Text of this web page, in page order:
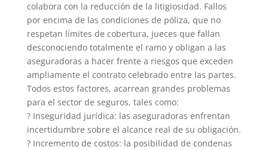
colabora con la reducción de la litigiosidad. Fallos
por encima de las condiciones de póliza, que no
respetan límites de cobertura, jueces que fallan
desconociendo totalmente el ramo y obligan a las
aseguradoras a hacer frente a riesgos que exceden
ampliamente el contrato celebrado entre las partes.
Todos estos factores, acarrean grandes problemas
para el sector de seguros, tales como:
? Inseguridad jurídica: las aseguradoras enfrentan
incertidumbre sobre el alcance real de su obligación.
? Incremento de costos: la posibilidad de condenas